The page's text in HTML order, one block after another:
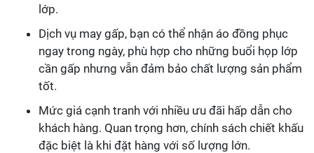
lớp.
Dịch vụ may gấp, bạn có thể nhận áo đồng phục
ngay trong ngày, phù hợp cho những buổi họp lớp
cần gấp nhưng vẫn đảm bảo chất lượng sản phẩm
tốt.
Mức giá cạnh tranh với nhiều ưu đãi hấp dẫn cho
khách hàng. Quan trọng hơn, chính sách chiết khấu
đặc biệt là khi đặt hàng với số lượng lớn.